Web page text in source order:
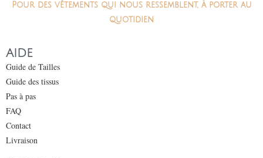
Pour des vêtements qui nous ressemblent, à porter au
quotidien
AIDE
Guide de Tailles
Guide des tissus
Pas à pas
FAQ
Contact
Livraison